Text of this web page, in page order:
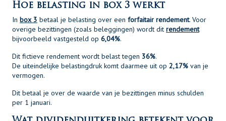
Hoe belasting in box 3 werkt
In box 3 betaal je belasting over een forfaitair rendement. Voor
overige bezittingen (zoals beleggingen) wordt dit rendement
bijvoorbeeld vastgesteld op 6,04%.
Dit fictieve rendement wordt belast tegen 36%.
De uiteindelijke belastingdruk komt daarmee uit op 2,17% van je
vermogen.
Dit betaal je over de waarde van je bezittingen minus schulden
per 1 januari.